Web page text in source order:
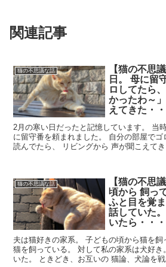
関連記事
猫の不思議な話
【猫の不思
日。 母に留
ロしてたら
かったわ～
えてきた・・
2月の寒い日だったと記憶しています。 当
に留守番を頼まれました。 自分の部屋で
読んでたら、 リビングから 声が聞こえてき
猫の不思議な話
【猫の不思
頃から 飼っ
ふと目を覚
話していた
いたら・・・
夫は猫好きの家系。 子どもの頃から猫を
猫を飼っている。 対して私の家系は犬好
いた。 ときどき、お互いの 猫論、犬論を